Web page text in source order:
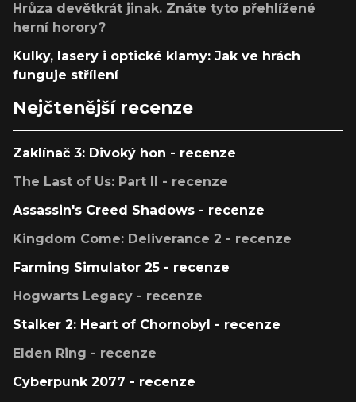
Hrůza devětkrát jinak. Znáte tyto přehlížené
herní horory?
Kulky, lasery i optické klamy: Jak ve hrách
funguje střílení
Nejčtenější recenze
Zaklínač 3: Divoký hon - recenze
The Last of Us: Part II - recenze
Assassin's Creed Shadows - recenze
Kingdom Come: Deliverance 2 - recenze
Farming Simulator 25 - recenze
Hogwarts Legacy - recenze
Stalker 2: Heart of Chornobyl - recenze
Elden Ring - recenze
Cyberpunk 2077 - recenze